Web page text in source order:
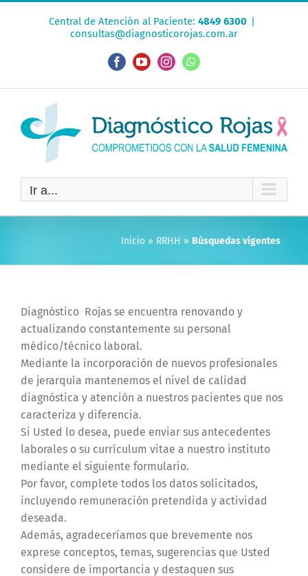
Central de Atención al Paciente: 4849 6300 |
consultas@diagnosticorojas.com.ar
FacebookYouTubeInstagramWhatsApp
Ir a...
Inicio » RRHH » Búsquedas vigentes
Diagnóstico Rojas se encuentra renovando y
actualizando constantemente su personal
médico/técnico laboral.
Mediante la incorporación de nuevos profesionales
de jerarquía mantenemos el nivel de calidad
diagnóstica y atención a nuestros pacientes que nos
caracteriza y diferencia.
Si Usted lo desea, puede enviar sus antecedentes
laborales o su currículum vitae a nuestro instituto
mediante el siguiente formulario.
Por favor, complete todos los datos solicitados,
incluyendo remuneración pretendida y actividad
deseada.
Además, agradeceríamos que brevemente nos
exprese conceptos, temas, sugerencias que Usted
considere de importancia y destaquen sus